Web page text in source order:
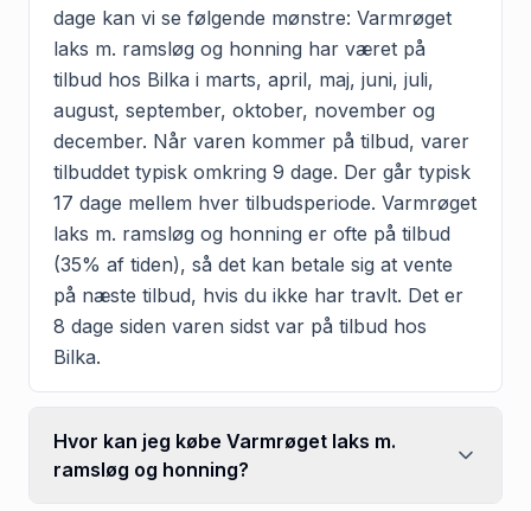
dage kan vi se følgende mønstre: Varmrøget
laks m. ramsløg og honning har været på
tilbud hos Bilka i marts, april, maj, juni, juli,
august, september, oktober, november og
december. Når varen kommer på tilbud, varer
tilbuddet typisk omkring 9 dage. Der går typisk
17 dage mellem hver tilbudsperiode. Varmrøget
laks m. ramsløg og honning er ofte på tilbud
(35% af tiden), så det kan betale sig at vente
på næste tilbud, hvis du ikke har travlt. Det er
8 dage siden varen sidst var på tilbud hos
Bilka.
Hvor kan jeg købe Varmrøget laks m.
ramsløg og honning?